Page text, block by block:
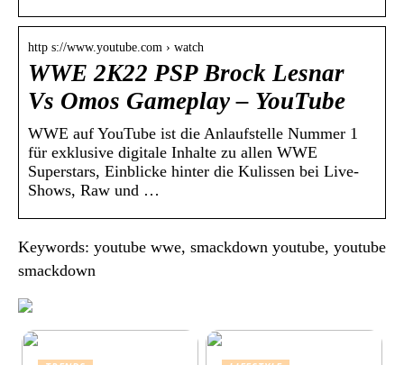
http s://www.youtube.com › watch
WWE 2K22 PSP Brock Lesnar
Vs Omos Gameplay – YouTube
WWE auf YouTube ist die Anlaufstelle Nummer 1
für exklusive digitale Inhalte zu allen WWE
Superstars, Einblicke hinter die Kulissen bei Live-
Shows, Raw und …
Keywords: youtube wwe, smackdown youtube, youtube
smackdown